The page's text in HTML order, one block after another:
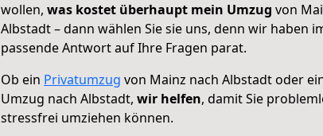
wollen, was kostet überhaupt mein Umzug von
Albstadt – dann wählen Sie sie uns, denn wir haben
passende Antwort auf Ihre Fragen parat.
Ob ein Privatumzug von Mainz nach Albstadt oder
Umzug nach Albstadt, wir helfen, damit Sie
stressfrei umziehen können.